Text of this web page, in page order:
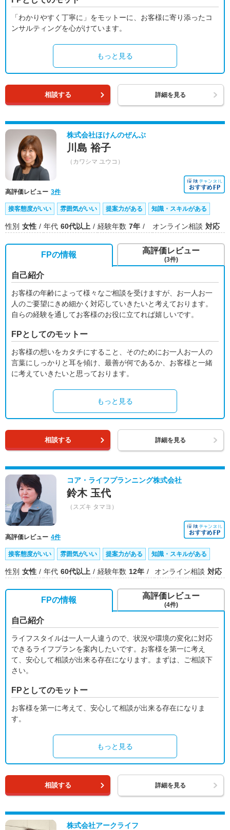
「わかりやすく丁寧に」をモットーに、お客様に寄り添ったコ
ンサルティングを心がけています。
もっと見る
相談する 詳細を見る
株式会社ほけんのぜんぶ
川島 裕子
（カワシマ ユウコ）
高評価レビュー 3件
接客態度がいい 雰囲気がいい 提案力がある 知識・スキルがある
性別 女性 年代 60代以上 経験年数 7年 オンライン相談 対応
FPの情報
自己紹介
お客様の年齢によって様々なご相談を受けますが、お一人お一
人のご要望にきめ細かく対応していきたいと考えております。
自らの経験を通してお客様のお役に立てれば嬉しいです。
FPとしてのモットー
お客様の想いをカタチにすること、そのためにお一人お一人の
言葉にしっかりと耳を傾け、最善が何であるか、お客様と一緒
に考えていきたいと思っております。
もっと見る
高評価レビュー
(3件)
相談する 詳細を見る
コア・ライフプランニング株式会社
鈴木 玉代
（スズキ タマヨ）
高評価レビュー 4件
接客態度がいい 雰囲気がいい 提案力がある 知識・スキルがある
性別 女性 年代 60代以上 経験年数 12年 オンライン相談 対応
FPの情報
自己紹介
ライフスタイルは一人一人違うので、状況や環境の変化に対応
できるライフプランを案内したいです。お客様を第一に考え
て、安心して相談が出来る存在になります。まずは、ご相談下
さい。
FPとしてのモットー
お客様を第一に考えて、安心して相談が出来る存在になりま
す。
もっと見る
高評価レビュー
(4件)
相談する 詳細を見る
株式会社アークライフ